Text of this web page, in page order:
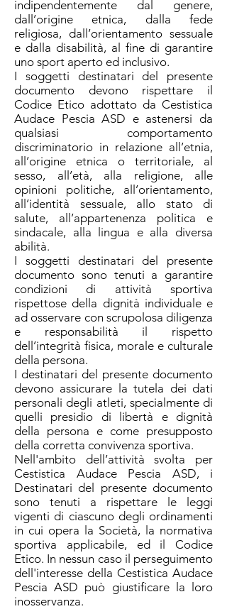
indipendentemente dal genere,
dall’origine etnica, dalla fede
religiosa, dall’orientamento sessuale
e dalla disabilità, al fine di garantire
uno sport aperto ed inclusivo.
I soggetti destinatari del presente
documento devono rispettare il
Codice Etico adottato da Cestistica
Audace Pescia ASD e astenersi da
qualsiasi comportamento
discriminatorio in relazione all’etnia,
all’origine etnica o territoriale, al
sesso, all’età, alla religione, alle
opinioni politiche, all’orientamento,
all’identità sessuale, allo stato di
salute, all’appartenenza politica e
sindacale, alla lingua e alla diversa
abilità.
I soggetti destinatari del presente
documento sono tenuti a garantire
condizioni di attività sportiva
rispettose della dignità individuale e
ad osservare con scrupolosa diligenza
e responsabilità il rispetto
dell’integrità fisica, morale e culturale
della persona.
I destinatari del presente documento
devono assicurare la tutela dei dati
personali degli atleti, specialmente di
quelli presidio di libertà e dignità
della persona e come presupposto
della corretta convivenza sportiva.
Nell'ambito dell’attività svolta per
Cestistica Audace Pescia ASD, i
Destinatari del presente documento
sono tenuti a rispettare le leggi
vigenti di ciascuno degli ordinamenti
in cui opera la Società, la normativa
sportiva applicabile, ed il Codice
Etico. In nessun caso il perseguimento
dell'interesse della Cestistica Audace
Pescia ASD può giustificare la loro
inosservanza.